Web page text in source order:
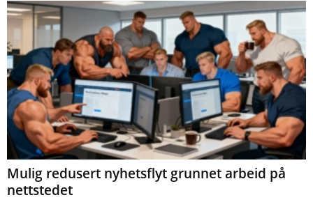
Mulig redusert nyhetsflyt grunnet arbeid på
nettstedet